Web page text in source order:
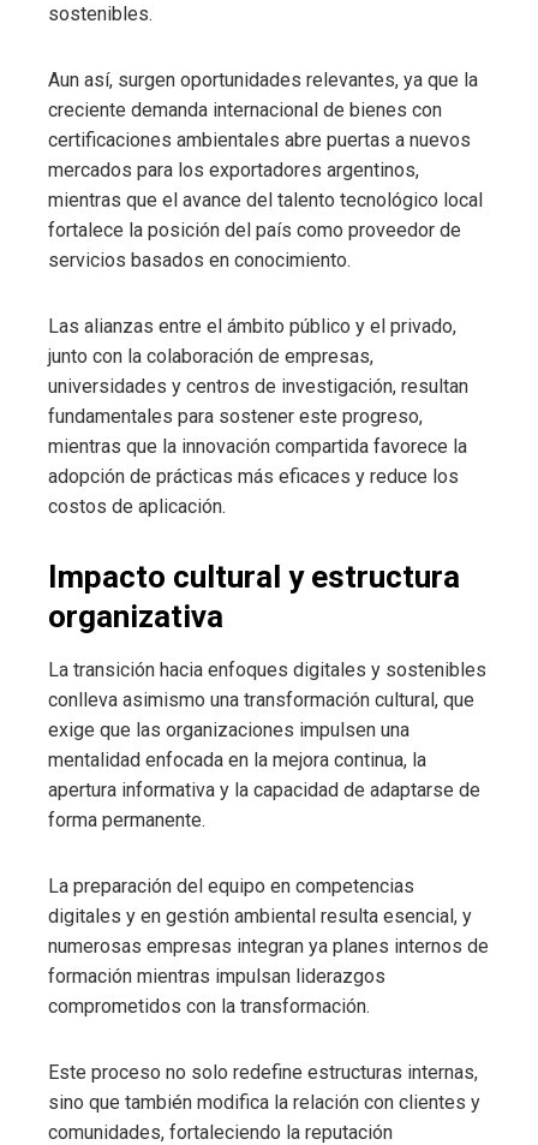
sostenibles.
Aun así, surgen oportunidades relevantes, ya que la
creciente demanda internacional de bienes con
certificaciones ambientales abre puertas a nuevos
mercados para los exportadores argentinos,
mientras que el avance del talento tecnológico local
fortalece la posición del país como proveedor de
servicios basados en conocimiento.
Las alianzas entre el ámbito público y el privado,
junto con la colaboración de empresas,
universidades y centros de investigación, resultan
fundamentales para sostener este progreso,
mientras que la innovación compartida favorece la
adopción de prácticas más eficaces y reduce los
costos de aplicación.
Impacto cultural y estructura
organizativa
La transición hacia enfoques digitales y sostenibles
conlleva asimismo una transformación cultural, que
exige que las organizaciones impulsen una
mentalidad enfocada en la mejora continua, la
apertura informativa y la capacidad de adaptarse de
forma permanente.
La preparación del equipo en competencias
digitales y en gestión ambiental resulta esencial, y
numerosas empresas integran ya planes internos de
formación mientras impulsan liderazgos
comprometidos con la transformación.
Este proceso no solo redefine estructuras internas,
sino que también modifica la relación con clientes y
comunidades, fortaleciendo la reputación